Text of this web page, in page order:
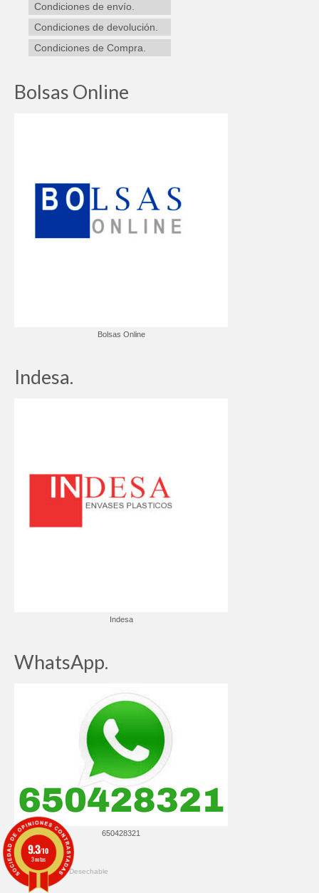
Condiciones de envío.
Condiciones de devolución.
Condiciones de Compra.
Bolsas Online
Bolsas Online
Indesa.
Indesa
WhatsApp.
650428321
© 2026 ✔️ Ropa Desechable
9.3/10
3 notas